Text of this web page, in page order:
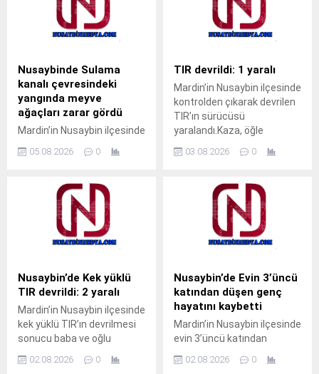
isteyen vatandaşlar, ALO
182 çağrı merkezi veya
MHRS (Merkezi Hekim
üzerinden randevu alarak
muayene olabilecek. Tap
Simulator Codes
Olay, akşam saatlerinde
Cumhuriyet Mahallesi’nde
meydana geldi.Akrabalarını
çocuk, pencerenin demir
korkulukları arasına kafasını
sokunca sıkışarak mahsur
kaldı. Çocuğun ağlama
sesini duyan yakınları
yardıma koştu. Durumu fark
eden aile üyeleri, aynı evde...
Nusaybinde Sulama
kanalı çevresindeki
yangında meyve
ağaçları zarar gördü
Mardin’in Nusaybin ilçesinde
çıkan kuru ot yangınında
gördü. Yangın, sabah
saatlerinde Nusaybin
ilçesine bağlı kırsal
Bahçebaşı Mahallesi’nde
sulama kanalı çevresinde
nedenle başlayan kuru ot
yangını, rüzgarın etkisiyle
çevredeki meyve ağaçlarına
sıçradı. İhbar üzerine
bölgeye sevk edilen itfaiye
ekipleri, yangını çevreye
yayılmadan...
05.08.2026 0
TIR devrildi: 1 yaralı
Mardin’in Nusaybin ilçesinde
kontrolden çıkarak devrilen
TIR’ın sürücüsü
yaralandı.Kaza, öğle
ilçesine bağlı kırsal Girmeli
uluslararası İpekyolu’nda
meydana
geldi.Sürücüsünün kimliği
ve taşıdığı yük henüz
öğrenilemeyen 33 BED 762
Cizre istikametine seyir
halindeyken kontrolden
çıkarak orta refüjdeki demir
bariyerlere çarpıp
devrildi.Kazada araç içinde
mahsur kalan...
03.08.2026 0
Nusaybin’de Kek yüklü
TIR devrildi: 2 yaralı
Mardin’in Nusaybin ilçesinde
kek yüklü TIR’ın devrilmesi
sonucu baba ve oğlu
saatlerinde Nusaybin
02.08.2026 0
Nusaybin’de Evin 3’üncü
katından düşen genç
hayatını kaybetti
Mardin’in Nusaybin ilçesinde
evin 3’üncü katından
yaşındaki genç yaşamını
02.08.2026 0